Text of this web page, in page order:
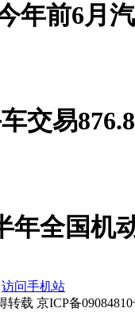
年前6月
交易
年全国机
访问手机站
载 京ICP备09084810